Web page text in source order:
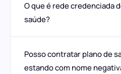
O que é rede credenciada
saúde?
Posso contratar plano de
estando com nome